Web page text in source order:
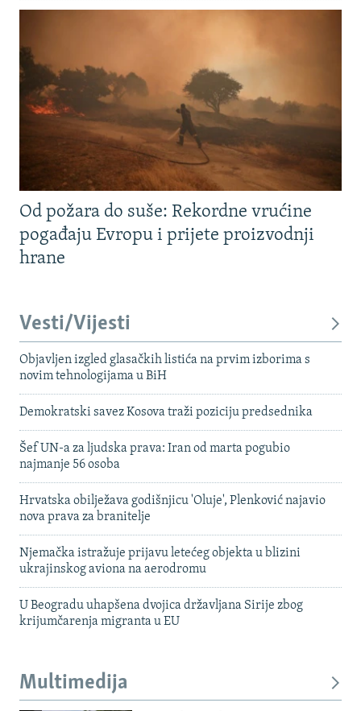
Od požara do suše: Rekordne vrućine
pogađaju Evropu i prijete proizvodnji
hrane
Vesti/Vijesti
Objavljen izgled glasačkih listića na prvim izborima s
novim tehnologijama u BiH
Demokratski savez Kosova traži poziciju predsednika
Šef UN-a za ljudska prava: Iran od marta pogubio
najmanje 56 osoba
Hrvatska obilježava godišnjicu 'Oluje', Plenković najavio
nova prava za branitelje
Njemačka istražuje prijavu letećeg objekta u blizini
ukrajinskog aviona na aerodromu
U Beogradu uhapšena dvojica državljana Sirije zbog
krijumčarenja migranta u EU
Multimedija